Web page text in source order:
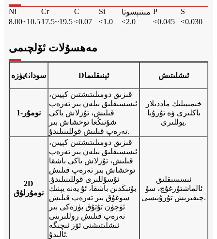
Ni Cr C Si مىننېسوتا P
S
8.00~10.517.5~19.5≤0.07 ≤1.0 ≤2.0 ≤0.045 ≤0.030
مەھسۇلات ئۆلچىمى
يۈزەG سودا Dئېنىقلىما ئىشلىتىش
1-نومۇر
قىزىق دومىلىتىشتىن كېيىن،
ئىسسىقلىق بىلەن بىر تەرەپ
قىلىش، تۇزلاش ياكى
شۇنىڭغا ئوخشاش بىر
تەرەپ قىلىش قوللىنىلىدۇ.
خىمىيىلىك ماددىلار
باكلىرى ۋە تۇرۇبا
يوللىرى.
2D
نومۇرلۇق
قىزىق دومىلىتىشتىن كېيىن،
ئىسسىقلىق بىلەن بىر تەرەپ
قىلىش، تۇزلاش ياكى باشقا
ئوخشاش بىر تەرەپ قىلىش
ئۇسۇللىرى قوللىنىلىدۇ.
بۇنىڭدىن باشقا، ئۇ يەنە يېنىك
سوغۇق بىر تەرەپ قىلىش
ئۈچۈن تۇتۇق يۈزەكى بىر
تەرەپ قىلىش روللىرىنى
ئىشلىتىشنى ئۆز ئىچىگە
ئالىدۇ.
ئىسسىقلىق
ئالماشتۇرغۇچ، سۇ
چىقىرىش تۇرۇبىسى.